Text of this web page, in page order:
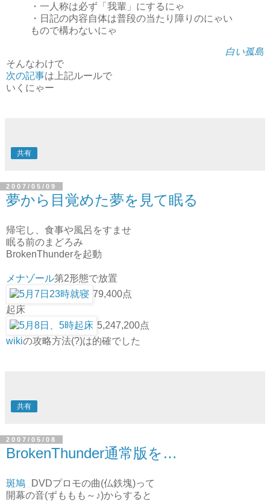
・一人称は必ず「我輩」にするにゃ
・日記の内容自体は普段の当たり障りのにゃい
もので構わないにゃ
白い孤島
そんなわけで
次の記事は上記ルールで
いくにゃー
共有
2007/05/09
夢から目覚めた夢を見て眠る
帰宅し、食事や風呂をすませ
眠る前のまどろみ
BrokenThunderを起動
メナゾール第2形態で放置
79,400点
起床
5,247,200点
wikiの攻略方法(?)は的確でした
共有
2007/05/08
BrokenThunder通常版を…
斑鳩
DVDプロモの曲(仏鉄塊)って
開幕の音(ずももも～♪)からすると